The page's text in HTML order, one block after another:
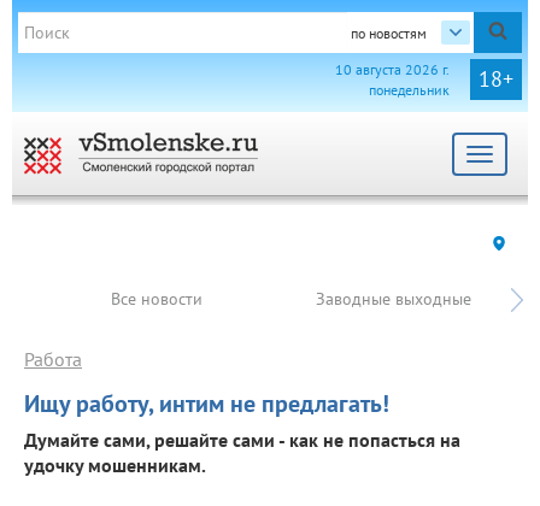
по новостям
18+
10 августа 2026 г.
понедельник
Toggle
Все новости Заводные выходные
Ищу работу, интим не предлагать!
Работа
Думайте сами, решайте сами - как не попасться на
удочку мошенникам.